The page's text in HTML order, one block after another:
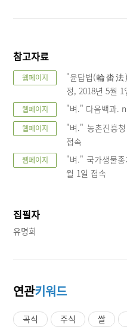
참고자료
웹페이지
"윤답법(輪畓法
정, 2018년 5월 1
웹페이지 "벼." 다음백과.
웹페이지
"벼." 농촌진흥
접속
웹페이지
"벼." 국가생물
월 1일 접속
집필자
유명희
연관키워드
곡식 주식 쌀